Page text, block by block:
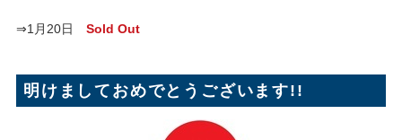
⇒1月20日 Sold Out
明けましておめでとうございます!!